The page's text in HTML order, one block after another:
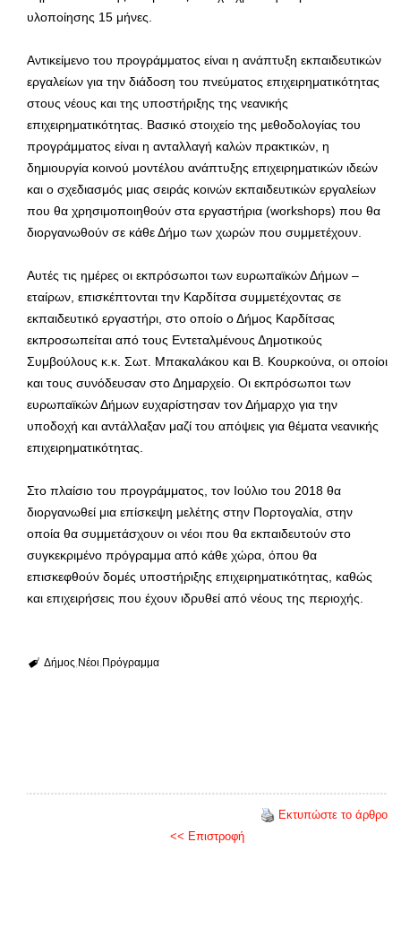
υλοποίησης 15 μήνες.
Αντικείμενο του προγράμματος είναι η ανάπτυξη εκπαιδευτικών
εργαλείων για την διάδοση του πνεύματος επιχειρηματικότητας
στους νέους και της υποστήριξης της νεανικής
επιχειρηματικότητας. Βασικό στοιχείο της μεθοδολογίας του
προγράμματος είναι η ανταλλαγή καλών πρακτικών, η
δημιουργία κοινού μοντέλου ανάπτυξης επιχειρηματικών ιδεών
και ο σχεδιασμός μιας σειράς κοινών εκπαιδευτικών εργαλείων
που θα χρησιμοποιηθούν στα εργαστήρια (workshops) που θα
διοργανωθούν σε κάθε Δήμο των χωρών που συμμετέχουν.
Αυτές τις ημέρες οι εκπρόσωποι των ευρωπαϊκών Δήμων –
εταίρων, επισκέπτονται την Καρδίτσα συμμετέχοντας σε
εκπαιδευτικό εργαστήρι, στο οποίο ο Δήμος Καρδίτσας
εκπροσωπείται από τους Εντεταλμένους Δημοτικούς
Συμβούλους κ.κ. Σωτ. Μπακαλάκου και Β. Κουρκούνα, οι οποίοι
και τους συνόδευσαν στο Δημαρχείο. Οι εκπρόσωποι των
ευρωπαϊκών Δήμων ευχαρίστησαν τον Δήμαρχο για την
υποδοχή και αντάλλαξαν μαζί του απόψεις για θέματα νεανικής
επιχειρηματικότητας.
Στο πλαίσιο του προγράμματος, τον Ιούλιο του 2018 θα
διοργανωθεί μια επίσκεψη μελέτης στην Πορτογαλία, στην
οποία θα συμμετάσχουν οι νέοι που θα εκπαιδευτούν στο
συγκεκριμένο πρόγραμμα από κάθε χώρα, όπου θα
επισκεφθούν δομές υποστήριξης επιχειρηματικότητας, καθώς
και επιχειρήσεις που έχουν ιδρυθεί από νέους της περιοχής.
Δήμος Νέοι Πρόγραμμα
Εκτυπώστε το άρθρο
<< Επιστροφή